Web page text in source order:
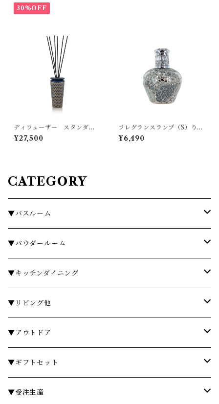
30%OFF
ディフューザー スタンダー
ド MAX BENJAMIN ILU
M COLLECTION
¥27,500
フレグランスランプ（S）りん
ご型 Ashleigh&Burwood
¥6,490
CATEGORY
▼バスルーム
タオル
バスローブ
石鹸・ボディソープ
入浴剤・バスソルト
ディスペンサー・ソープディッシュ
ボディケア
▼パウダールーム
石鹸・ハンドウォッシュ
ディスペンサー・ソープディッシュ
歯ブラシスタンド・タンブラー
ハンドクリーム
ランドリーバスケット
▼キッチンダイニング
お皿・プレート
グラス・コップ
カトラリー
箸・箸置き
▼リビング他
フレグランス
フレグランスランプ
リードディフューザー
時計
キャンドル
▼アウトドア
テーブル
椅子・スツール
▼ギフトセット
￥3,000～
▼受注生産